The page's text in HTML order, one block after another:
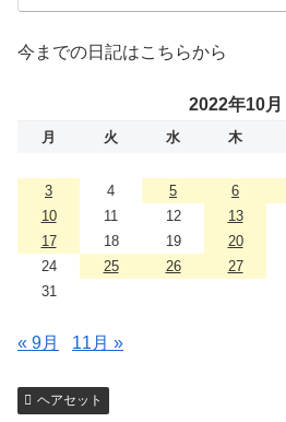
今までの日記はこちらから
2022年10月
月 火 水 木
3
4 5 6
10
11 12 13
17
18 19 20
24
25 26 27
31
« 9月 11月 »
ヘアセット